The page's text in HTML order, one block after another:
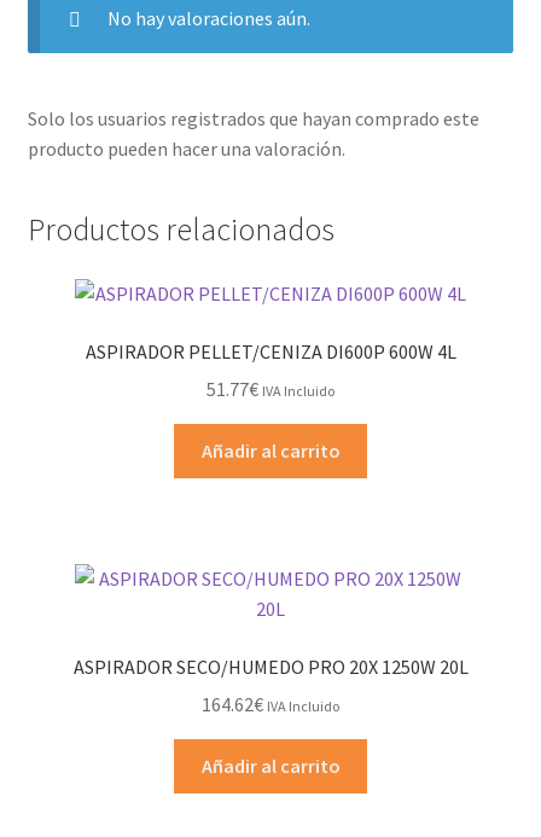
No hay valoraciones aún.
Solo los usuarios registrados que hayan comprado este
producto pueden hacer una valoración.
Productos relacionados
ASPIRADOR PELLET/CENIZA DI600P 600W 4L
51.77€ IVA Incluido
Añadir al carrito
ASPIRADOR SECO/HUMEDO PRO 20X 1250W 20L
164.62€ IVA Incluido
Añadir al carrito